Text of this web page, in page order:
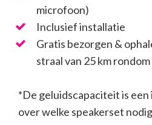
microfoon)
Inclusief installatie
Gratis bezorgen &
straal van 25 km
*De geluidscapaciteit is
over welke speakerset